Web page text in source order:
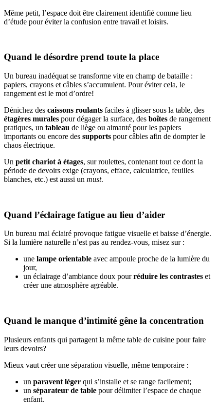
Même petit, l’espace doit être clairement identifié comme lieu
d’étude pour éviter la confusion entre travail et loisirs.
Quand le désordre prend toute la place
Un bureau inadéquat se transforme vite en champ de bataille :
papiers, crayons et câbles s’accumulent. Pour éviter cela, le
rangement est le mot d’ordre!
Dénichez des caissons roulants faciles à glisser sous la table, des
étagères murales pour dégager la surface, des boîtes de rangement
pratiques, un tableau de liège ou aimanté pour les papiers
importants ou encore des supports pour câbles afin de dompter le
chaos électrique.
Un petit chariot à étages, sur roulettes, contenant tout ce dont la
période de devoirs exige (crayons, efface, calculatrice, feuilles
blanches, etc.) est aussi un must.
Quand l’éclairage fatigue au lieu d’aider
Un bureau mal éclairé provoque fatigue visuelle et baisse d’énergie.
Si la lumière naturelle n’est pas au rendez-vous, misez sur :
une lampe orientable avec ampoule proche de la lumière du
jour,
un éclairage d’ambiance doux pourréduire les contrastes et
créer une atmosphère agréable.
Quand le manque d’intimité gêne la concentration
Plusieurs enfants qui partagent la même table de cuisine pour faire
leurs devoirs?
Mieux vaut créer une séparation visuelle, même temporaire :
un paravent léger qui s’installe et se range facilement;
un séparateur de table pour délimiter l’espace de chaque
enfant.